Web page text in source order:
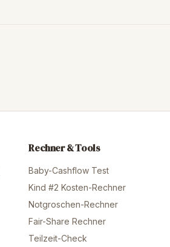
Rechner & Tools
Baby-Cashflow Test
Kind #2 Kosten-Rechner
Notgroschen-Rechner
Fair-Share Rechner
Teilzeit-Check